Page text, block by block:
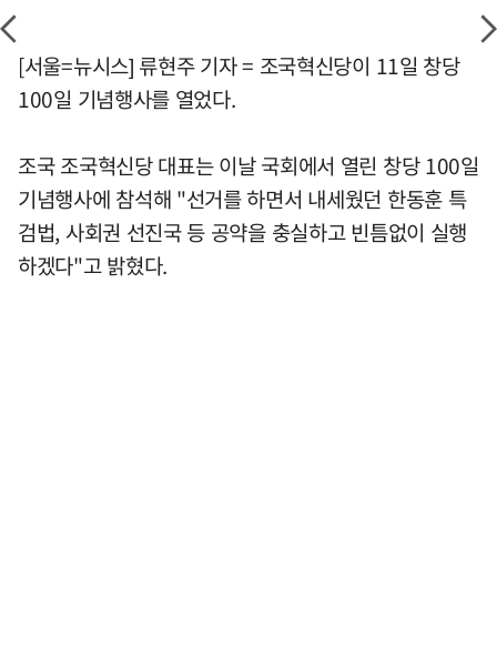
[서울=뉴시스] 류현주 기자 = 조국혁신당이 11일 창당
100일 기념행사를 열었다.
조국 조국혁신당 대표는 이날 국회에서 열린 창당 100일
기념행사에 참석해 "선거를 하면서 내세웠던 한동훈 특
검법, 사회권 선진국 등 공약을 충실하고 빈틈없이 실행
하겠다"고 밝혔다.